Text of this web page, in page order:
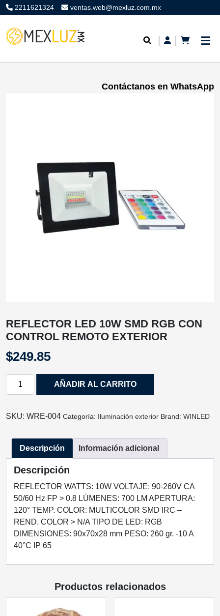
2211621324 ventas.web@mexluz.com.mx
Contáctanos en WhatsApp
REFLECTOR LED 10W SMD RGB CON
CONTROL REMOTO EXTERIOR
$249.85
REFLECTOR
SMD
CON
CONTROL
REMOTO
EXTERIOR
cantidad
AÑADIR AL CARRITO
SKU: WRE‐004 Categoría: Iluminaciòn exterior Brand: WINLED
Descripción Información adicional
Descripción
REFLECTOR WATTS: 10W VOLTAJE: 90-260V CA
50/60 Hz FP > 0.8 LÚMENES: 700 LM APERTURA:
120° TEMP. COLOR: MULTICOLOR SMD IRC –
REND. COLOR > N/A TIPO DE LED: RGB
DIMENSIONES: 90x70x28 mm PESO: 260 gr. -10 A
40°C IP 65
Productos relacionados